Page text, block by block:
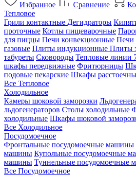
Избранное Сравнение
Тепловое
Грили контактные Дегидраторы
проточные Котлы пищеварочные
для пиццы Печи конвекционные Печи
газовые Плиты индукционные Плиты
табуреты Сковороды Тепловые линии
шкафы передвижные Фритюрницы
подовые пекарские Шкафы
Все Тепловое
Холодильное
Камеры шоковой заморозки
льдогенераторов Столы холодильные
холодильные Шкафы шоковой
Все Холодильное
Посудомоечное
Фронтальные посудомоечные машины
машины Купольные посудомоечные
машины Туннельные посудомоечные
Все Посудомоечное